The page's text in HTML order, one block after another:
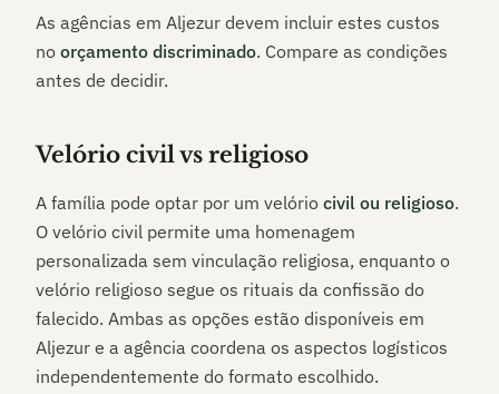
As agências em Aljezur devem incluir estes custos
no orçamento discriminado. Compare as condições
antes de decidir.
Velório civil vs religioso
A família pode optar por um velório civil ou religioso.
O velório civil permite uma homenagem
personalizada sem vinculação religiosa, enquanto o
velório religioso segue os rituais da confissão do
falecido. Ambas as opções estão disponíveis em
Aljezur e a agência coordena os aspectos logísticos
independentemente do formato escolhido.